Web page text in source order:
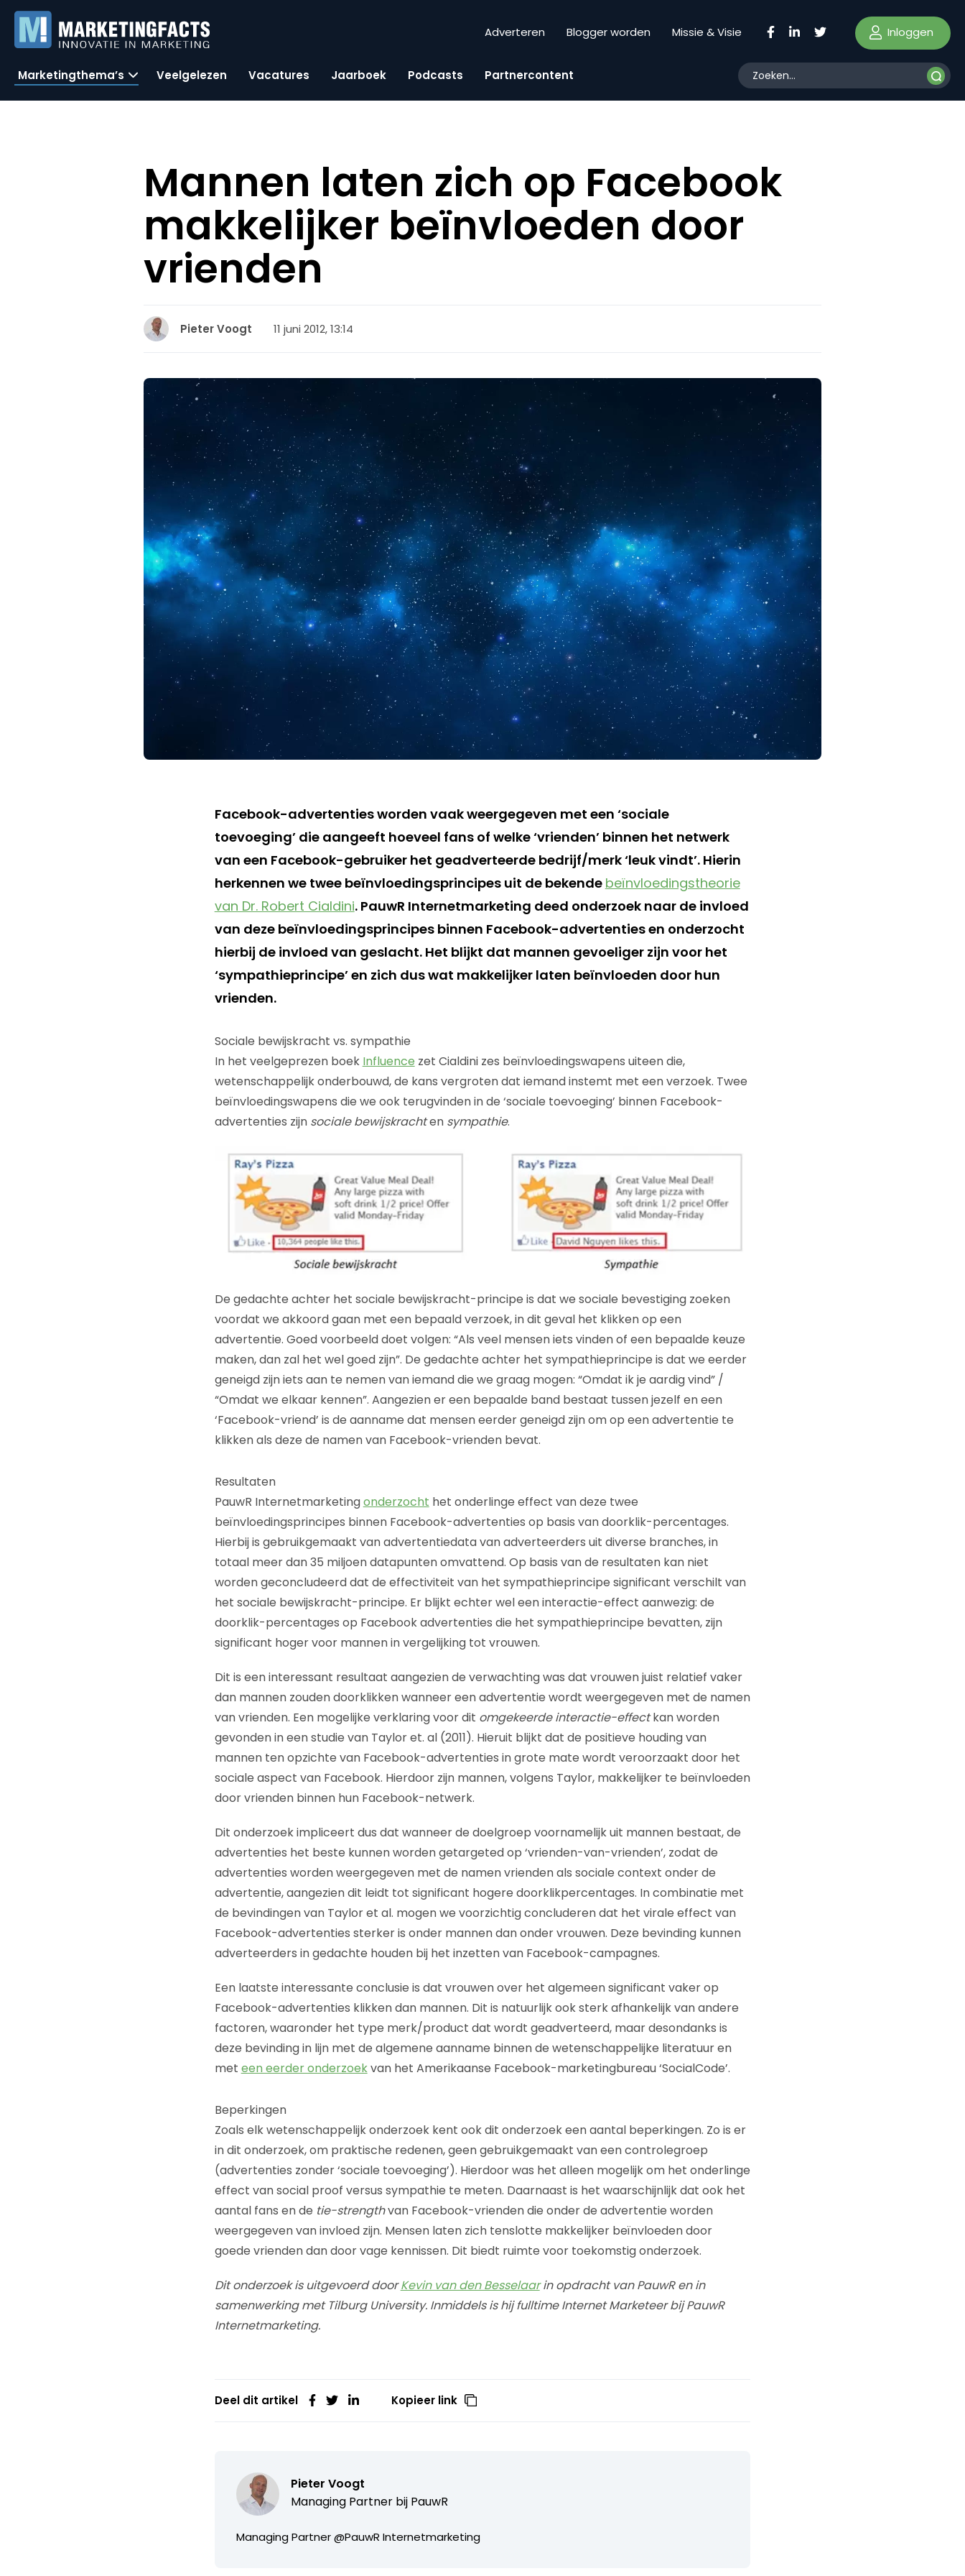
Adverteren Blogger worden Missie & Visie Inloggen
Marketingthema’s Veelgelezen Vacatures Jaarboek Podcasts Partnercontent
Mannen laten zich op Facebook
makkelijker beïnvloeden door
vrienden
Pieter Voogt 11 juni 2012, 13:14
Facebook-advertenties worden vaak weergegeven met een ‘sociale
toevoeging’ die aangeeft hoeveel fans of welke ‘vrienden’ binnen het netwerk
van een Facebook-gebruiker het geadverteerde bedrijf/merk ‘leuk vindt’. Hierin
herkennen we twee beïnvloedingsprincipes uit de bekende beïnvloedingstheorie
van Dr. Robert Cialdini. PauwR Internetmarketing deed onderzoek naar de invloed
van deze beïnvloedingsprincipes binnen Facebook-advertenties en onderzocht
hierbij de invloed van geslacht. Het blijkt dat mannen gevoeliger zijn voor het
‘sympathieprincipe’ en zich dus wat makkelijker laten beïnvloeden door hun
vrienden.
Sociale bewijskracht vs. sympathie
In het veelgeprezen boek Influence zet Cialdini zes beïnvloedingswapens uiteen die,
wetenschappelijk onderbouwd, de kans vergroten dat iemand instemt met een verzoek. Twee
beïnvloedingswapens die we ook terugvinden in de ‘sociale toevoeging’ binnen Facebook-
advertenties zijn sociale bewijskrachten sympathie.
De gedachte achter het sociale bewijskracht-principe is dat we sociale bevestiging zoeken
voordat we akkoord gaan met een bepaald verzoek, in dit geval het klikken op een
advertentie. Goed voorbeeld doet volgen: “Als veel mensen iets vinden of een bepaalde keuze
maken, dan zal het wel goed zijn”. De gedachte achter het sympathieprincipe is dat we eerder
geneigd zijn iets aan te nemen van iemand die we graag mogen: “Omdat ik je aardig vind” /
“Omdat we elkaar kennen”. Aangezien er een bepaalde band bestaat tussen jezelf en een
‘Facebook-vriend’ is de aanname dat mensen eerder geneigd zijn om op een advertentie te
klikken als deze de namen van Facebook-vrienden bevat.
Resultaten
PauwR Internetmarketingonderzocht het onderlinge effect van deze twee
beïnvloedingsprincipes binnen Facebook-advertenties op basis van doorklik-percentages.
Hierbij is gebruikgemaakt van advertentiedata van adverteerders uit diverse branches, in
totaal meer dan 35 miljoen datapunten omvattend. Op basis van de resultaten kan niet
worden geconcludeerd dat de effectiviteit van het sympathieprincipe significant verschilt van
het sociale bewijskracht-principe. Er blijkt echter wel een interactie-effect aanwezig: de
doorklik-percentages op Facebook advertenties die het sympathieprincipe bevatten, zijn
significant hoger voor mannen in vergelijking tot vrouwen.
Dit is een interessant resultaat aangezien de verwachting was dat vrouwen juist relatief vaker
dan mannen zouden doorklikken wanneer een advertentie wordt weergegeven met de namen
van vrienden. Een mogelijke verklaring voor dit omgekeerde interactie-effectkan worden
gevonden in een studie van Taylor et. al (2011). Hieruit blijkt dat de positieve houding van
mannen ten opzichte van Facebook-advertenties in grote mate wordt veroorzaakt door het
sociale aspect van Facebook. Hierdoor zijn mannen, volgens Taylor, makkelijker te beïnvloeden
door vrienden binnen hun Facebook-netwerk.
Dit onderzoek impliceert dus dat wanneer de doelgroep voornamelijk uit mannen bestaat, de
advertenties het beste kunnen worden getargeted op ‘vrienden-van-vrienden’, zodat de
advertenties worden weergegeven met de namen vrienden als sociale context onder de
advertentie, aangezien dit leidt tot significant hogere doorklikpercentages. In combinatie met
de bevindingen van Taylor et al. mogen we voorzichtig concluderen dat het virale effect van
Facebook-advertenties sterker is onder mannen dan onder vrouwen. Deze bevinding kunnen
adverteerders in gedachte houden bij het inzetten van Facebook-campagnes.
Een laatste interessante conclusie is dat vrouwen over het algemeen significant vaker op
Facebook-advertenties klikken dan mannen. Dit is natuurlijk ook sterk afhankelijk van andere
factoren, waaronder het type merk/product dat wordt geadverteerd, maar desondanks is
deze bevinding in lijn met de algemene aanname binnen de wetenschappelijke literatuur en
met een eerder onderzoekvan het Amerikaanse Facebook-marketingbureau ‘SocialCode’.
Beperkingen
Zoals elk wetenschappelijk onderzoek kent ook dit onderzoek een aantal beperkingen. Zo is er
in dit onderzoek, om praktische redenen, geen gebruikgemaakt van een controlegroep
(advertenties zonder ‘sociale toevoeging’). Hierdoor was het alleen mogelijk om het onderlinge
effect van social proof versus sympathie te meten. Daarnaast is het waarschijnlijk dat ook het
aantal fans en de tie-strengthvan Facebook-vrienden die onder de advertentie worden
weergegeven van invloed zijn. Mensen laten zich tenslotte makkelijker beïnvloeden door
goede vrienden dan door vage kennissen. Dit biedt ruimte voor toekomstig onderzoek.
Dit onderzoek is uitgevoerd doorKevin van den Besselaarin opdracht van PauwR en in
samenwerking met Tilburg University. Inmiddels is hij fulltime Internet Marketeer bij PauwR
Internetmarketing.
Deel dit artikel Kopieer link
Pieter Voogt
Managing Partner bij PauwR
Managing Partner @PauwR Internetmarketing